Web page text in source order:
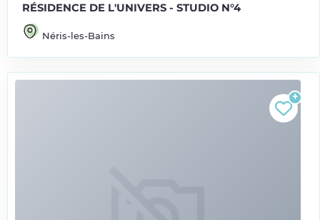
RÉSIDENCE DE L'UNIVERS - STUDIO N°4
Néris-les-Bains